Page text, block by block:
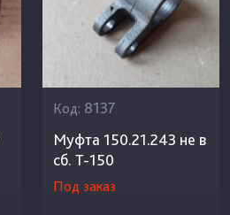
Код: 8137
Муфта 150.21.243 не в
сб. Т-150
Под заказ